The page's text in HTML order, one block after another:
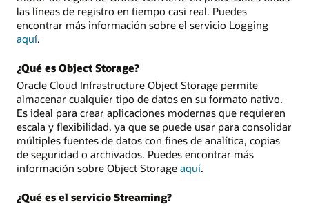
las líneas de registro en tiempo casi real. Puedes
encontrar más información sobre el servicio Logging
aquí.
¿Qué es Object Storage?
Oracle Cloud Infrastructure Object Storage permite
almacenar cualquier tipo de datos en su formato nativo.
Es ideal para crear aplicaciones modernas que requieren
escala y flexibilidad, ya que se puede usar para consolidar
múltiples fuentes de datos con fines de analítica, copias
de seguridad o archivados. Puedes encontrar más
información sobre Object Storage aquí.
¿Qué es el servicio Streaming?